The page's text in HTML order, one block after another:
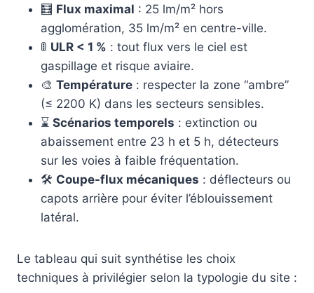
🧮 Flux maximal : 25 lm/m² hors
agglomération, 35 lm/m² en centre-ville.
🚦 ULR < 1 % : tout flux vers le ciel est
gaspillage et risque aviaire.
🎨 Température : respecter la zone “ambre”
(≤ 2200 K) dans les secteurs sensibles.
⌛ Scénarios temporels : extinction ou
abaissement entre 23 h et 5 h, détecteurs
sur les voies à faible fréquentation.
🛠️ Coupe-flux mécaniques : déflecteurs ou
capots arrière pour éviter l’éblouissement
latéral.
Le tableau qui suit synthétise les choix
techniques à privilégier selon la typologie du site :